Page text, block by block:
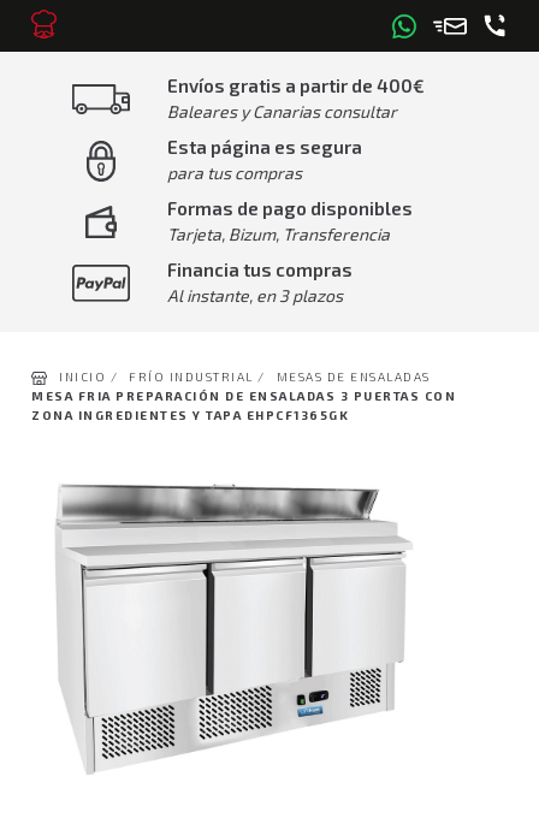
Envíos gratis a partir de 400€
Baleares y Canarias consultar
Esta página es segura
para tus compras
Formas de pago disponibles
Tarjeta, Bizum, Transferencia
Financia tus compras
Al instante, en 3 plazos
INICIO / FRÍO INDUSTRIAL /
MESAS DE ENSALADAS
MESA FRIA PREPARACIÓN DE ENSALADAS 3 PUERTAS CON
ZONA INGREDIENTES Y TAPA EHPCF1365GK